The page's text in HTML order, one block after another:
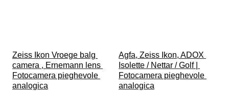
Zeiss Ikon Vroege balg
camera , Ernemann lens
Fotocamera pieghevole
analogica
Agfa, Zeiss Ikon, ADOX
Isolette / Nettar / Golf |
Fotocamera pieghevole
analogica